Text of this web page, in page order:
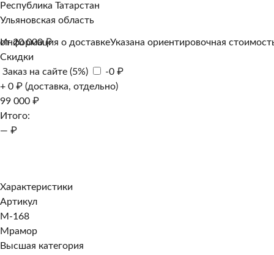
Республика Татарстан
Ульяновская область
Информация о доставкеУказана ориентировочная
от 20 000 ₽
Скидки
Заказ на сайте (5%)
-0 ₽
+ 0 ₽ (доставка, отдельно)
99 000 ₽
Итого:
— ₽
Характеристики
Артикул
M-168
Мрамор
Высшая категория